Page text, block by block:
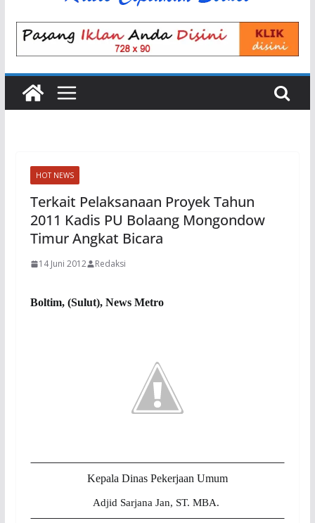
HOT NEWS
Terkait Pelaksanaan Proyek Tahun
2011 Kadis PU Bolaang Mongondow
Timur Angkat Bicara
14 Juni 2012 Redaksi
Boltim, (Sulut), News Metro
Kepala Dinas Pekerjaan Umum
Adjid Sarjana Jan, ST. MBA.